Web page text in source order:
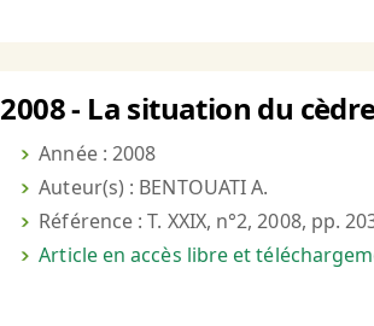
2008 - La situation du
Année : 2008
Auteur(s) : BENTOUATI A.
Référence : T. XXIX, n°2, 2008, pp.
Article en accès libre et